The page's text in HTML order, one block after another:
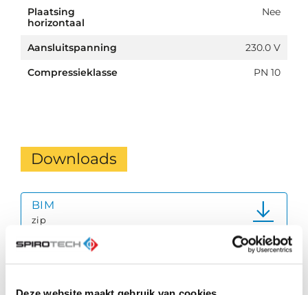
Deze website maakt gebruik van cookies
Plaatsing
horizontaal
Nee
Aansluitspanning
230.0 V
Compressieklasse
PN 10
Downloads
BIM
zip
Product Data Sheet